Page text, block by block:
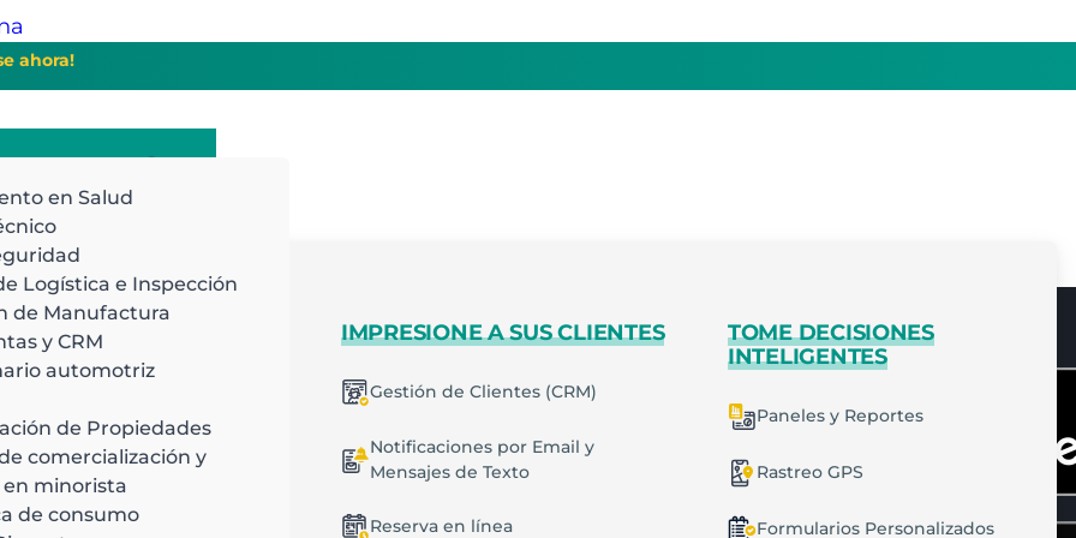
ahora!
DE MANERA
inteligente
IMPRESIONE A SUS CLIENTES
Gestión de Clientes (CRM)
Notificaciones por Email y
Mensajes de Texto
Reserva en línea
TOME DECISIONES
INTELIGENTES
Paneles y Reportes
Rastreo GPS
Formularios Personalizados
en Salud
Logística e Inspección
de Manufactura
y CRM
automotriz
de Propiedades
comercialización y
minorista
de consumo
EMPRESA
Quiénes somos
Agenda una demo